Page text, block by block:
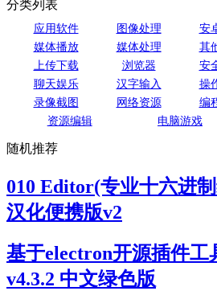
分类列表
应用软件 图像处理 安
媒体播放
媒体处理 其
上传下载
浏览器 安
聊天娱乐
汉字输入 操
录像截图
网络资源 编
资源编辑
电脑游戏
随机推荐
010 Editor(专业十六进
汉化便携版v2
基于electron开源插件工
v4.3.2 中文绿色版